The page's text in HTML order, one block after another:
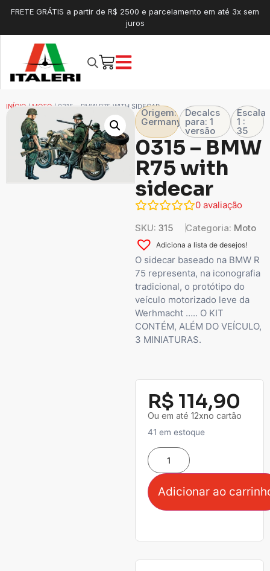
FRETE GRÁTIS a partir de R$ 2500 e parcelamento em até 3x sem
juros
INÍCIO /MOTO / 0315 – BMW R75 WITH SIDECAR
Origem:
Germany
Decalcs
para: 1
versão
Escala
1 :
35
0315 – BMW
R75 with
sidecar
0 avaliação
SKU: 315 Categoria: Moto
Adiciona a lista de desejos!
O sidecar baseado na BMW R
75 representa, na iconografia
tradicional, o protótipo do
veículo motorizado leve da
Werhmacht ….. O KIT
CONTÉM, ALÉM DO VEÍCULO,
3 MINIATURAS.
R$ 114,90
Ou em até 12xno cartão
41 em estoque
Adicionar ao